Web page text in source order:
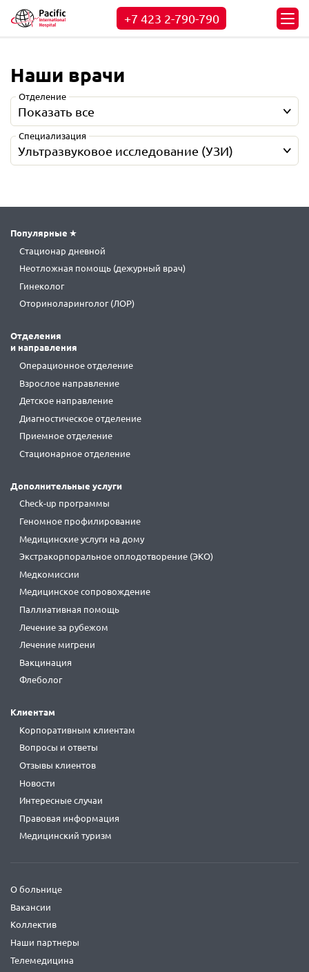
+7 423 2-790-790
Наши врачи
Отделение
Показать все
Специализация
Ультразвуковое исследование (УЗИ)
Популярные
Стационар дневной
Неотложная помощь (дежурный врач)
Гинеколог
Оториноларинголог (ЛОР)
Отделения
и направления
Операционное отделение
Взрослое направление
Детское направление
Диагностическое отделение
Приемное отделение
Стационарное отделение
Дополнительные услуги
Check-up программы
Геномное профилирование
Медицинские услуги на дому
Экстракорпоральное оплодотворение (ЭКО)
Медкомиссии
Медицинское сопровождение
Паллиативная помощь
Лечение за рубежом
Лечение мигрени
Вакцинация
Флеболог
Клиентам
Корпоративным клиентам
Вопросы и ответы
Отзывы клиентов
Новости
Интересные случаи
Правовая информация
Медицинский туризм
О больнице
Вакансии
Коллектив
Наши партнеры
Телемедицина